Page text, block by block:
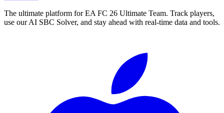
The ultimate platform for EA FC 26 Ultimate Team. Track players,
use our AI SBC Solver, and stay ahead with real-time data and tools.